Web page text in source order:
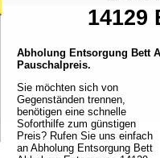
14129
Abholung Entsorgung Bett
Pauschalpreis.
Sie möchten sich von
Gegenständen trennen,
benötigen eine schnelle
Soforthilfe zum günstigen
Preis? Rufen Sie uns einfach
an Abholung Entsorgung Bett